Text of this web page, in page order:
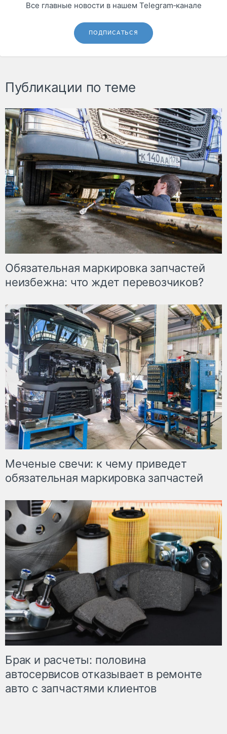
Все главные новости в нашем Telegram‑канале
ПОДПИСАТЬСЯ
Публикации по теме
Обязательная маркировка запчастей
неизбежна: что ждет перевозчиков?
Меченые свечи: к чему приведет
обязательная маркировка запчастей
Брак и расчеты: половина
автосервисов отказывает в ремонте
авто с запчастями клиентов